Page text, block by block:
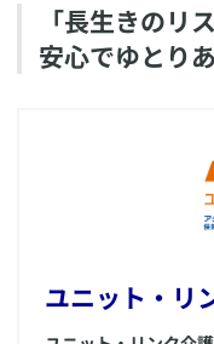
「長生きのリ
安心でゆとり
ユニット・